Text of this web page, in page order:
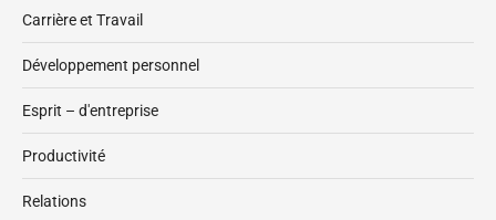
Carrière et Travail
Développement personnel
Esprit – d'entreprise
Productivité
Relations